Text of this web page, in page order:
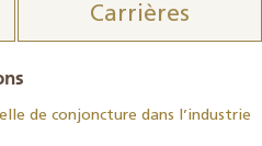
Carrières
de conjoncture dans l’industrie